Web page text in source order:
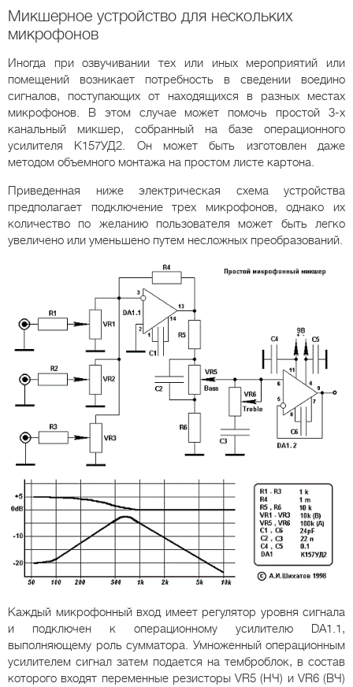
Микшерное устройство для нескольких
микрофонов
Иногда при озвучивании тех или иных мероприятий или
помещений возникает потребность в сведении воедино
сигналов, поступающих от находящихся в разных местах
микрофонов. В этом случае может помочь простой 3-х
канальный микшер, собранный на базе операционного
усилителя К157УД2. Он может быть изготовлен даже
методом объемного монтажа на простом листе картона.
Приведенная ниже электрическая схема устройства
предполагает подключение трех микрофонов, однако их
количество по желанию пользователя может быть легко
увеличено или уменьшено путем несложных преобразований.
Каждый микрофонный вход имеет регулятор уровня сигнала
и подключен к операционному усилителю DA1.1,
выполняющему роль сумматора. Умноженный операционным
усилителем сигнал затем подается на темброблок, в состав
которого входят переменные резисторы VR5 (НЧ) и VR6 (ВЧ)